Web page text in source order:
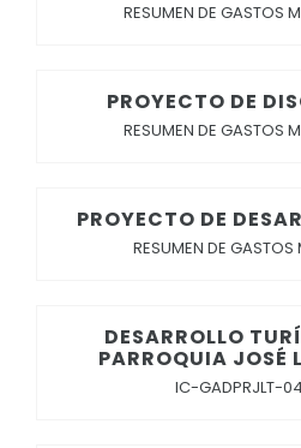
RESUMEN DE GASTOS
PROYECTO DE
RESUMEN DE GASTOS
PROYECTO DE
RESUMEN DE
DESARROLLO
PARROQUIA JOSÉ
IC-GADPRJLT-